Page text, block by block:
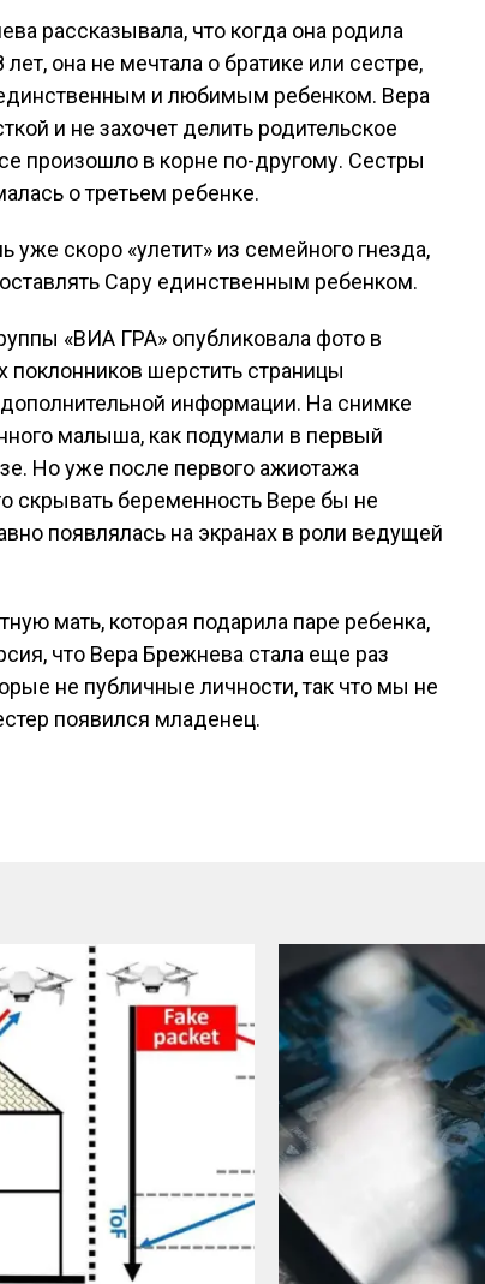
рассказывала, что когда она родила
она не мечтала о братике или сестре,
и любимым ребенком. Вера
и не захочет делить родительское
произошло в корне по-другому. Сестры
о третьем ребенке.
уже скоро «улетит» из семейного гнезда,
Сару единственным ребенком.
«ВИА ГРА» опубликовала фото в
поклонников шерстить страницы
дополнительной информации. На снимке
малыша, как подумали в первый
Но уже после первого ажиотажа
скрывать беременность Вере бы не
появлялась на экранах в роли ведущей
мать, которая подарила паре ребенка,
что Вера Брежнева стала еще раз
не публичные личности, так что мы не
появился младенец.